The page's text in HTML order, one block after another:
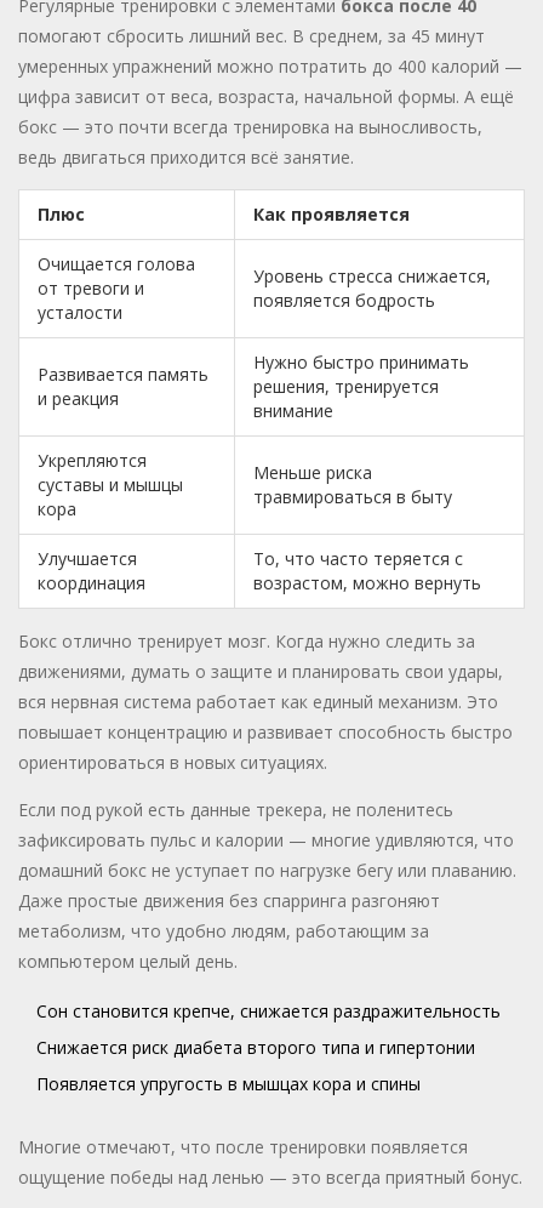
Регулярные тренировки с элементами бокса после 40
помогают сбросить лишний вес. В среднем, за 45 минут
умеренных упражнений можно потратить до 400 калорий —
цифра зависит от веса, возраста, начальной формы. А ещё
бокс — это почти всегда тренировка на выносливость,
ведь двигаться приходится всё занятие.
Плюс Как проявляется
Очищается голова
от тревоги и
усталости
Уровень стресса снижается,
появляется бодрость
Развивается память
и реакция
Нужно быстро принимать
решения, тренируется
внимание
Укрепляются
суставы и мышцы
кора
Меньше риска
травмироваться в быту
Улучшается
координация
То, что часто теряется с
возрастом, можно вернуть
Бокс отлично тренирует мозг. Когда нужно следить за
движениями, думать о защите и планировать свои удары,
вся нервная система работает как единый механизм. Это
повышает концентрацию и развивает способность быстро
ориентироваться в новых ситуациях.
Если под рукой есть данные трекера, не поленитесь
зафиксировать пульс и калории — многие удивляются, что
домашний бокс не уступает по нагрузке бегу или плаванию.
Даже простые движения без спарринга разгоняют
метаболизм, что удобно людям, работающим за
компьютером целый день.
Сон становится крепче, снижается раздражительность
Снижается риск диабета второго типа и гипертонии
Появляется упругость в мышцах кора и спины
Многие отмечают, что после тренировки появляется
ощущение победы над ленью — это всегда приятный бонус.